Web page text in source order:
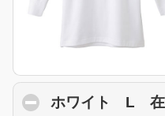
ホワイト L 在